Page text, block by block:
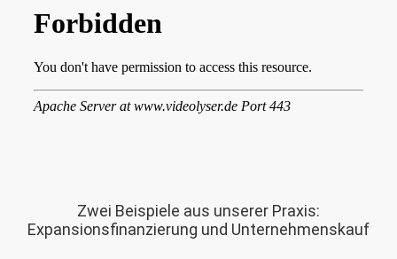
Zwei Beispiele aus unserer Praxis:
Expansionsfinanzierung und Unternehmenskauf